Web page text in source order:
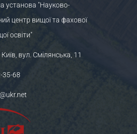
установа "Науково-
центр вищої та фахової
освіти"
вул. Смілянська, 11
35-68